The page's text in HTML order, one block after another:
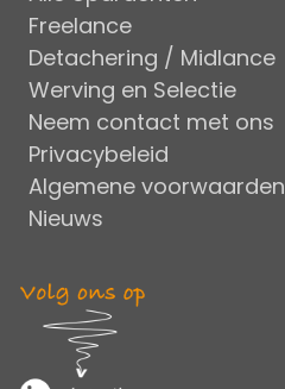
Freelance
Detachering / Midlance
Werving en Selectie
Neem contact met ons
Privacybeleid
Algemene voorwaarden
Nieuws